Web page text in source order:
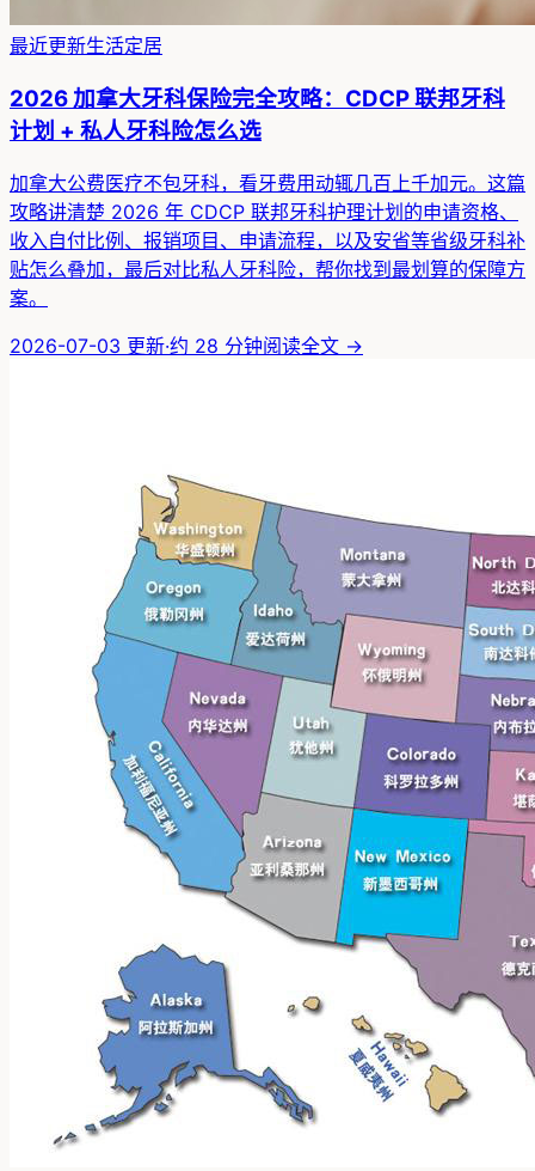
最近更新生活定居
2026 加拿大牙科保险完全攻略：CDCP 联邦牙科
计划 + 私人牙科险怎么选
加拿大公费医疗不包牙科，看牙费用动辄几百上千加元。这篇
攻略讲清楚 2026 年 CDCP 联邦牙科护理计划的申请资格、
收入自付比例、报销项目、申请流程，以及安省等省级牙科补
贴怎么叠加，最后对比私人牙科险，帮你找到最划算的保障方
案。
2026-07-03 更新·约 28 分钟阅读全文 →